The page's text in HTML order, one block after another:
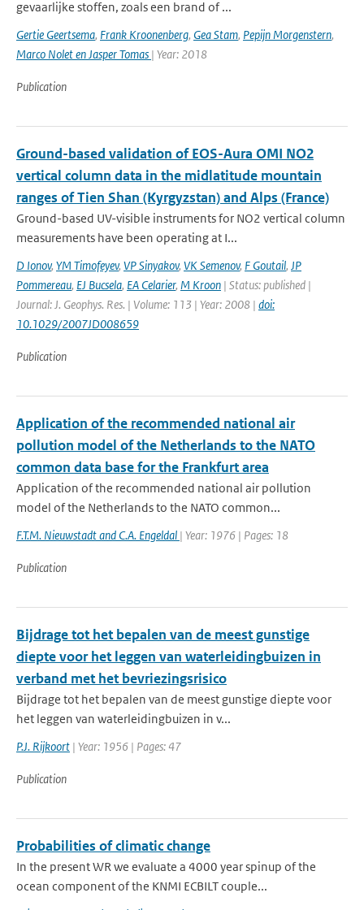
gevaarlijke stoffen, zoals een brand of ...
Gertie Geertsema, Frank Kroonenberg, Gea Stam, Pepijn Morgenstern,
Marco Nolet en Jasper Tomas | Year: 2018
Publication
Ground-based validation of EOS-Aura OMI NO2
vertical column data in the midlatitude mountain
ranges of Tien Shan (Kyrgyzstan) and Alps (France)
Ground-based UV-visible instruments for NO2 vertical column
measurements have been operating at I...
D Ionov, YM Timofeyev, VP Sinyakov, VK Semenov, F Goutail, JP
Pommereau, EJ Bucsela, EA Celarier, M Kroon | Status: published |
Journal: J. Geophys. Res. | Volume: 113 | Year: 2008 | doi:
10.1029/2007JD008659
Publication
Application of the recommended national air
pollution model of the Netherlands to the NATO
common data base for the Frankfurt area
Application of the recommended national air pollution
model of the Netherlands to the NATO common...
F.T.M. Nieuwstadt and C.A. Engeldal | Year: 1976 | Pages: 18
Publication
Bijdrage tot het bepalen van de meest gunstige
diepte voor het leggen van waterleidingbuizen in
verband met het bevriezingsrisico
Bijdrage tot het bepalen van de meest gunstige diepte voor
het leggen van waterleidingbuizen in v...
P.J. Rijkoort | Year: 1956 | Pages: 47
Publication
Probabilities of climatic change
In the present WR we evaluate a 4000 year spinup of the
ocean component of the KNMI ECBILT couple...